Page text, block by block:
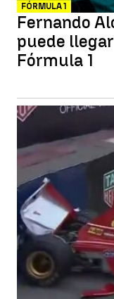
FÓRMULA 1
Fernando
puede
Fórmula 1